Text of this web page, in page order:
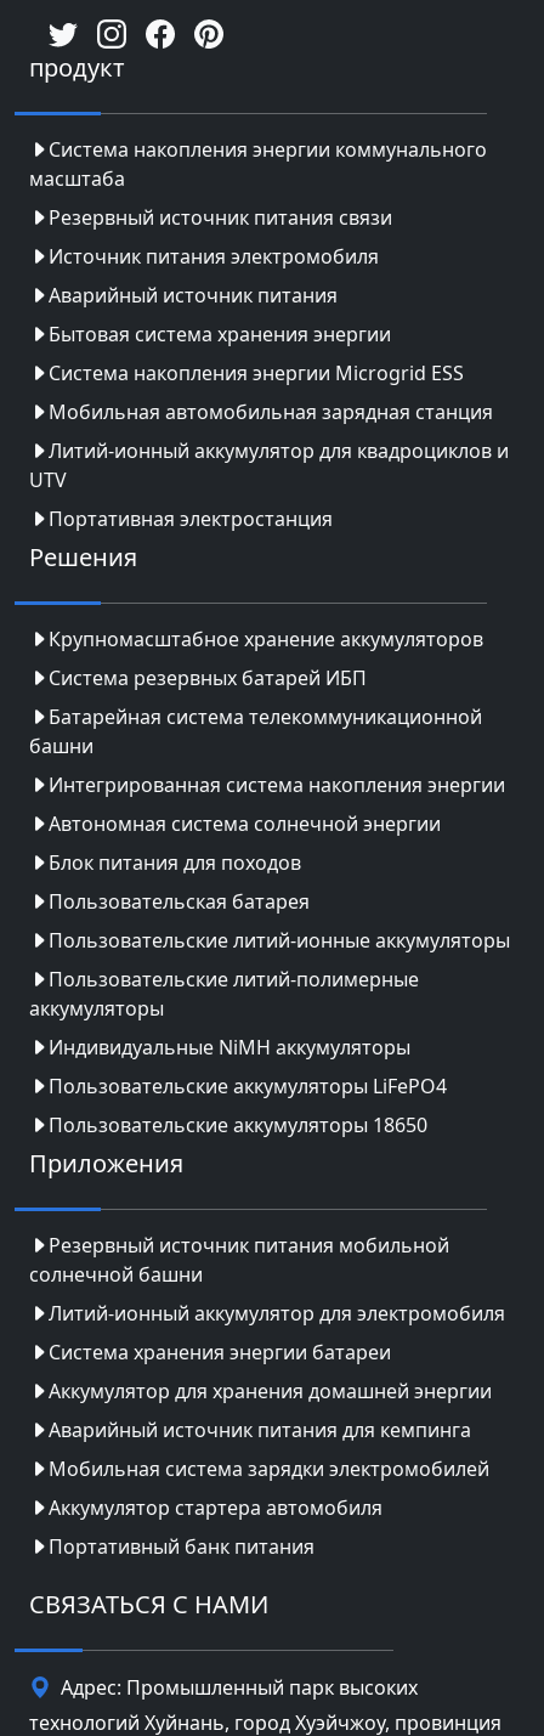
продукт
Система накопления энергии коммунального
масштаба
Резервный источник питания связи
Источник питания электромобиля
Аварийный источник питания
Бытовая система хранения энергии
Система накопления энергии Microgrid ESS
Мобильная автомобильная зарядная станция
Литий-ионный аккумулятор для квадроциклов и
UTV
Портативная электростанция
Решения
Крупномасштабное хранение аккумуляторов
Система резервных батарей ИБП
Батарейная система телекоммуникационной
башни
Интегрированная система накопления энергии
Автономная система солнечной энергии
Блок питания для походов
Пользовательская батарея
Пользовательские литий-ионные аккумуляторы
Пользовательские литий-полимерные
аккумуляторы
Индивидуальные NiMH аккумуляторы
Пользовательские аккумуляторы LiFePO4
Пользовательские аккумуляторы 18650
Приложения
Резервный источник питания мобильной
солнечной башни
Литий-ионный аккумулятор для электромобиля
Система хранения энергии батареи
Аккумулятор для хранения домашней энергии
Аварийный источник питания для кемпинга
Мобильная система зарядки электромобилей
Аккумулятор стартера автомобиля
Портативный банк питания
СВЯЗАТЬСЯ С НАМИ
Адрес: Промышленный парк высоких
технологий Хуйнань, город Хуэйчжоу, провинция